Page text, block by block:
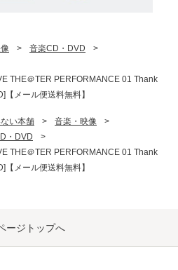
> 音楽CD・DVD
>
THE＠TER PERFORMANCE 01 Thank
【メール便送料無料】
い本舗 > 音楽・映像
>
・DVD
>
THE＠TER PERFORMANCE 01 Thank
【メール便送料無料】
ージトップへ